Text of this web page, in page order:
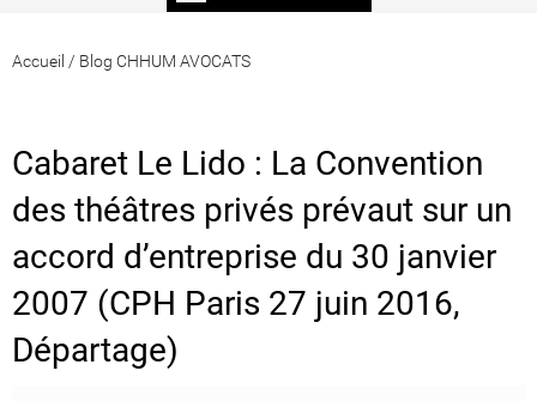
Accueil / Blog CHHUM AVOCATS
Cabaret Le Lido : La Convention
des théâtres privés prévaut sur un
accord d’entreprise du 30 janvier
2007 (CPH Paris 27 juin 2016,
Départage)